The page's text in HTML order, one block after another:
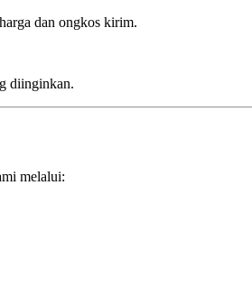
dan ongkos kirim.
diinginkan.
melalui: